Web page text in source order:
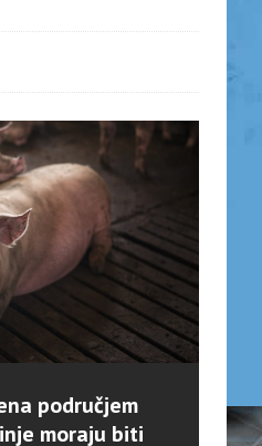
područjem
moraju biti